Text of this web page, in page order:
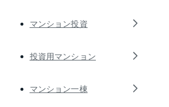
マンション投資
投資用マンション
マンション一棟